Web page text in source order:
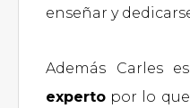
enseñar y
Además Carles
experto por lo